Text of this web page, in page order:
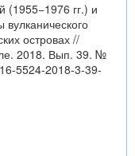
гг.) и
островах //
2018. Вып. 39. №
5524-2018-3-39-